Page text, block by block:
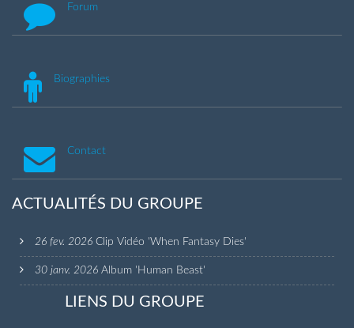
Forum
Biographies
Contact
ACTUALITÉS DU GROUPE
26 fev. 2026 Clip Vidéo 'When Fantasy Dies'
30 janv. 2026 Album 'Human Beast'
LIENS DU GROUPE